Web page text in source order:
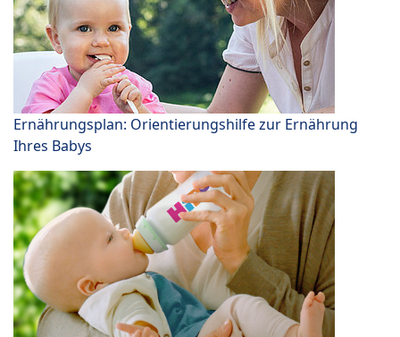
Ernährungsplan: Orientierungshilfe zur Ernährung
Ihres Babys